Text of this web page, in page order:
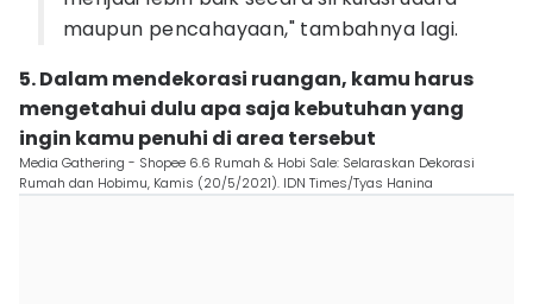
maupun pencahayaan," tambahnya lagi.
5. Dalam mendekorasi ruangan, kamu harus
mengetahui dulu apa saja kebutuhan yang
ingin kamu penuhi di area tersebut
Media Gathering - Shopee 6.6 Rumah & Hobi Sale: Selaraskan Dekorasi
Rumah dan Hobimu, Kamis (20/5/2021). IDN Times/Tyas Hanina